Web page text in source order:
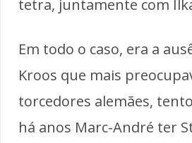
tetra, juntamente com
Em todo o caso, era a
Kroos que mais
torcedores alemães,
há anos Marc-André ter